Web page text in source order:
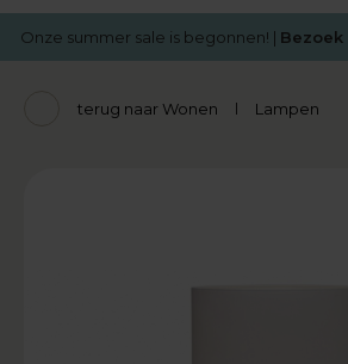
Onze summer sale is begonnen! |
terug naar Wonen Lampen